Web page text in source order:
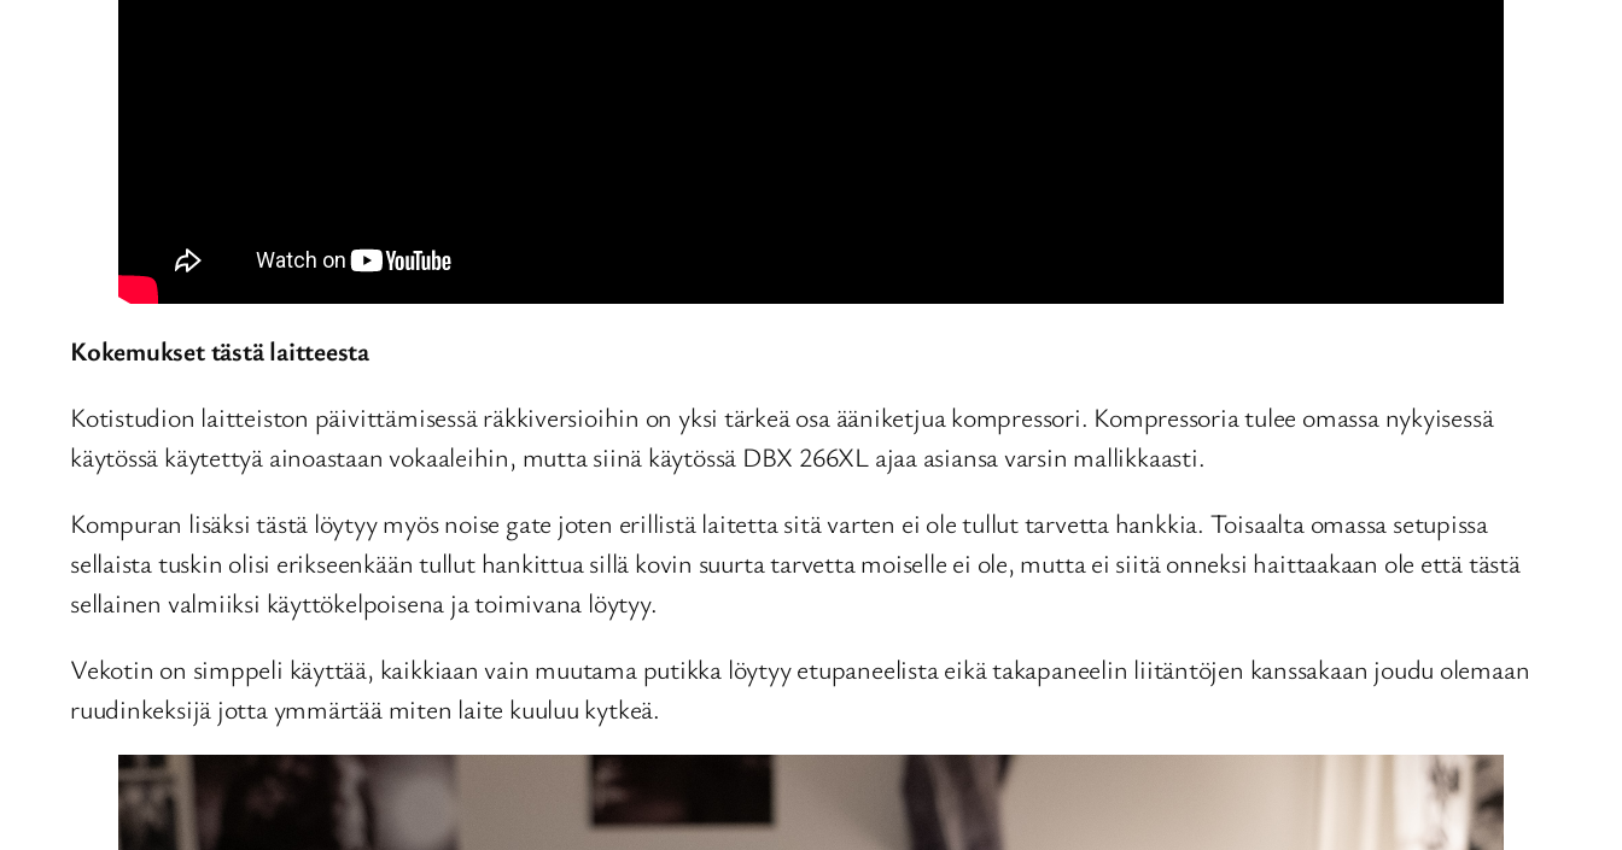
Kokemukset tästä laitteesta
Kotistudion laitteiston päivittämisessä räkkiversioihin on yksi tärkeä osa ääniketjua kompressori. Kompressoria tulee omassa nykyisessä
käytössä käytettyä ainoastaan vokaaleihin, mutta siinä käytössä DBX 266XL ajaa asiansa varsin mallikkaasti.
Kompuran lisäksi tästä löytyy myös noise gate joten erillistä laitetta sitä varten ei ole tullut tarvetta hankkia. Toisaalta omassa setupissa
sellaista tuskin olisi erikseenkään tullut hankittua sillä kovin suurta tarvetta moiselle ei ole, mutta ei siitä onneksi haittaakaan ole että tästä
sellainen valmiiksi käyttökelpoisena ja toimivana löytyy.
Vekotin on simppeli käyttää, kaikkiaan vain muutama putikka löytyy etupaneelista eikä takapaneelin liitäntöjen kanssakaan joudu olemaan
ruudinkeksijä jotta ymmärtää miten laite kuuluu kytkeä.